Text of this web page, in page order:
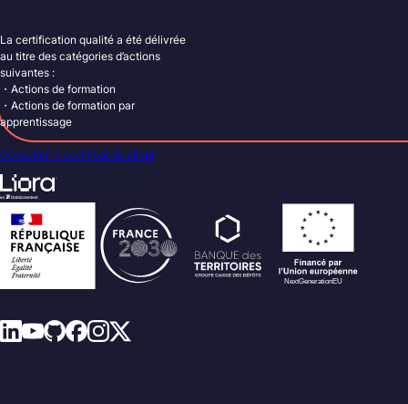
La certification qualité a été délivrée
au titre des catégories d’actions
suivantes :
・Actions de formation
・Actions de formation par
apprentissage
Consulter le certificat Qualiopi